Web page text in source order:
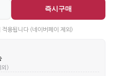
즉시구매
용됩니다 (네이버페이 제외)
외)